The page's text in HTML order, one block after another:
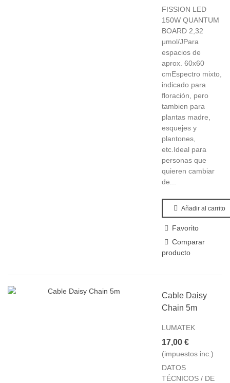
FISSION LED
150W QUANTUM
BOARD 2,32
μmol/JPara
espacios de
aprox. 60x60
cmEspectro mixto,
indicado para
floración, pero
tambien para
plantas madre,
esquejes y
plantones,
etc.Ideal para
personas que
quieren cambiar
de...
Añadir al carrito
Favorito
Comparar
producto
Cable Daisy
Chain 5m
LUMATEK
17,00 €
(impuestos inc.)
DATOS
TÉCNICOS / DE